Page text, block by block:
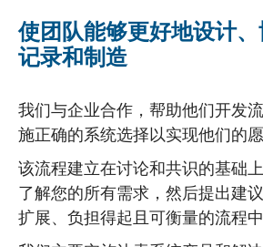
使团队能够更好地设计、
记录和制造
我们与企业合作，帮助他们开发
施正确的系统选择以实现他们的愿
该流程建立在讨论和共识的基础
了解您的所有需求，然后提出建
扩展、负担得起且可衡量的流程